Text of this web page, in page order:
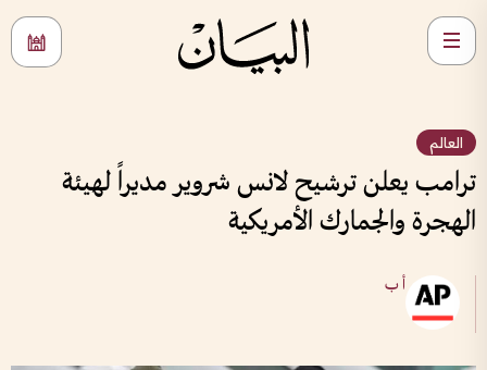
العالم
ترامب يعلن ترشيح لانس شروير مديراً لهيئة
الهجرة والجمارك الأمريكية
أ ب